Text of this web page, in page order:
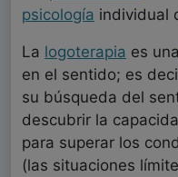
psicología individual
La logoterapia es una
en el sentido; es
su búsqueda del
descubrir la
para superar los
(las situaciones